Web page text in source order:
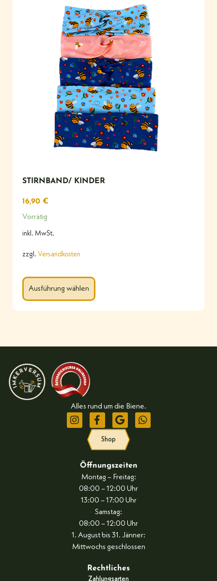
STIRNBAND/ KINDER
16,90 €
Vorrätig
inkl. MwSt.
zzgl. Versandkosten
Ausführung wählen
Alles rund um die Biene.
Shop
Öffnungszeiten
Montag – Freitag:
08:00 – 12:00 Uhr
13:00 – 17:00 Uhr
Samstag:
08:00 – 12:00 Uhr
1. August bis 31. Jänner:
Mittwochs geschlossen
Rechtliches
Zahlungsarten